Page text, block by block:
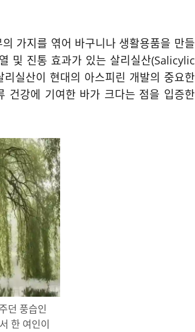
가지를 엮어 바구니나 생활용품을 만들
및 진통 효과가 있는 살리실산(Salicylic
실산이 현대의 아스피린 개발의 중요한
건강에 기여한 바가 크다는 점을 입증한
던 풍습인
한 여인이